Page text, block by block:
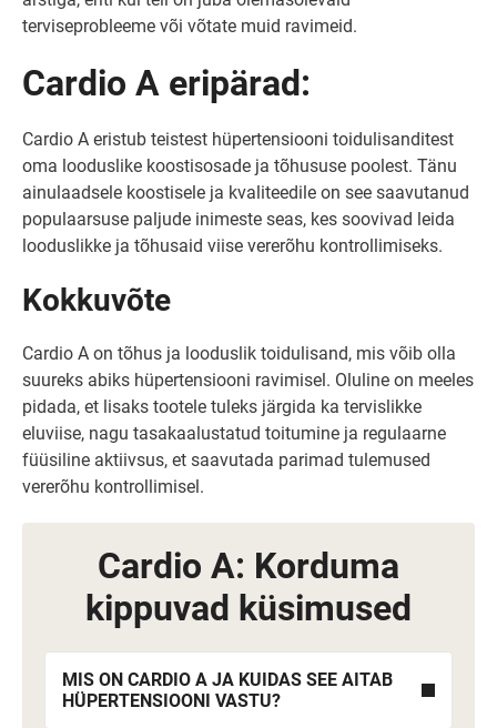
terviseprobleeme või võtate muid ravimeid.
Cardio A eripärad:
Cardio A eristub teistest hüpertensiooni toidulisanditest
oma looduslike koostisosade ja tõhususe poolest. Tänu
ainulaadsele koostisele ja kvaliteedile on see saavutanud
populaarsuse paljude inimeste seas, kes soovivad leida
looduslikke ja tõhusaid viise vererõhu kontrollimiseks.
Kokkuvõte
Cardio A on tõhus ja looduslik toidulisand, mis võib olla
suureks abiks hüpertensiooni ravimisel. Oluline on meeles
pidada, et lisaks tootele tuleks järgida ka tervislikke
eluviise, nagu tasakaalustatud toitumine ja regulaarne
füüsiline aktiivsus, et saavutada parimad tulemused
vererõhu kontrollimisel.
Cardio A: Korduma
kippuvad küsimused
MIS ON CARDIO A JA KUIDAS SEE AITAB
HÜPERTENSIOONI VASTU?